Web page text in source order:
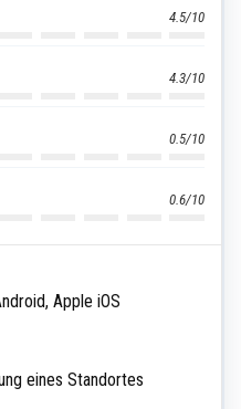
4.5/10
4.3/10
0.5/10
0.6/10
Apple iOS
eines Standortes